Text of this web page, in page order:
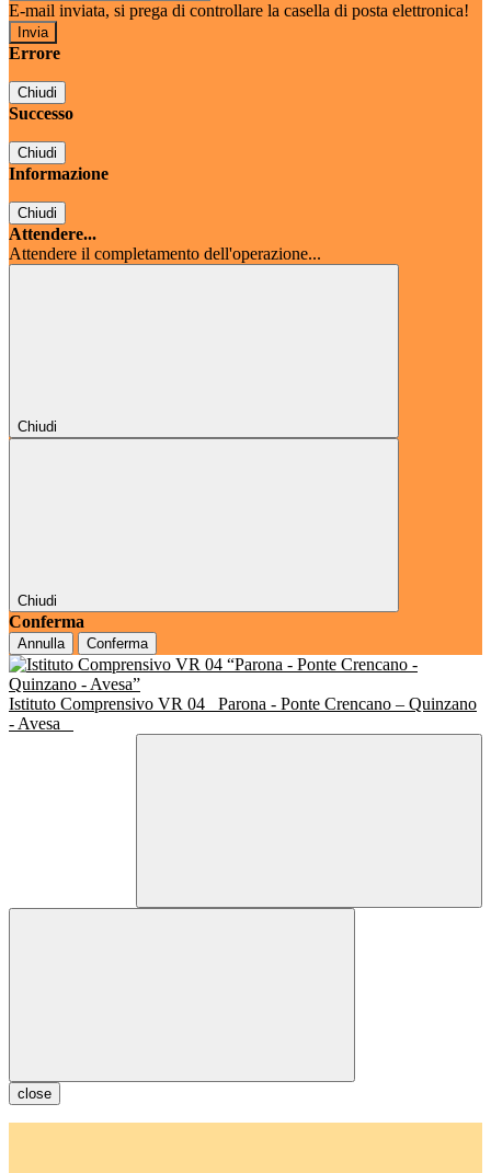
E-mail inviata, si prega di controllare la casella di posta elettronica!
Errore
Chiudi
Successo
Chiudi
Informazione
Chiudi
Attendere...
Attendere il completamento dell'operazione...
Chiudi
Chiudi
Conferma
Annulla Conferma
Istituto Comprensivo VR 04
Parona - Ponte Crencano – Quinzano
- Avesa
close